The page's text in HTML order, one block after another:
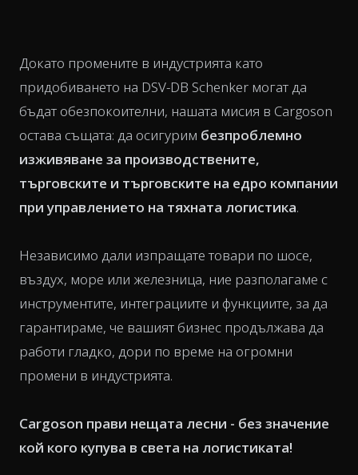
Докато промените в индустрията като
придобиването на DSV-DB Schenker могат да
бъдат обезпокоителни, нашата мисия в Cargoson
остава същата: да осигурим безпроблемно
изживяване за производствените,
търговските и търговските на едро компании
при управлението на тяхната логистика.
Независимо дали изпращате товари по шосе,
въздух, море или железница, ние разполагаме с
инструментите, интеграциите и функциите, за да
гарантираме, че вашият бизнес продължава да
работи гладко, дори по време на огромни
промени в индустрията.
Cargoson прави нещата лесни - без значение
кой кого купува в света на логистиката!